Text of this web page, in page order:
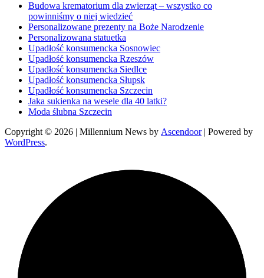
Budowa krematorium dla zwierząt – wszystko co
powinniśmy o niej wiedzieć
Personalizowane prezenty na Boże Narodzenie
Personalizowana statuetka
Upadłość konsumencka Sosnowiec
Upadłość konsumencka Rzeszów
Upadłość konsumencka Siedlce
Upadłość konsumencka Słupsk
Upadłość konsumencka Szczecin
Jaka sukienka na wesele dla 40 latki?
Moda ślubna Szczecin
Copyright © 2026 | Millennium News by Ascendoor| Powered by
WordPress.